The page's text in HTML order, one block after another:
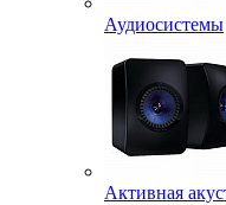
Аудиосистемы
Активная